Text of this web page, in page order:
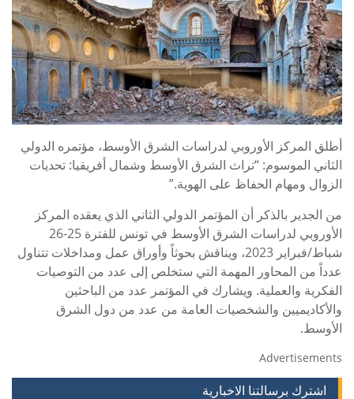
أطلق المركز الأوروبي لدراسات الشرق الأوسط، مؤتمره الدولي
الثاني الموسوم: “تراث الشرق الأوسط وشمال أفريقيا: تحديات
الزوال ومهام الحفاظ على الهوية”.
من الجدير بالذكر أن المؤتمر الدولي الثاني الذي يعقده المركز
الأوروبي لدراسات الشرق الأوسط في تونس للفترة 25-26
شباط/فبراير 2023، ويناقش بحوثاً وأوراق عمل ومداخلات تتناول
عدداً من المحاور المهمة التي ستخلص إلى عدد من التوصيات
الفكرية والعملية. ويشارك في المؤتمر عدد من الباحثين
والأكاديميين والشخصيات العامة من عدد من دول الشرق
الأوسط.
Advertisements
اشترك برسالتنا الاخبارية